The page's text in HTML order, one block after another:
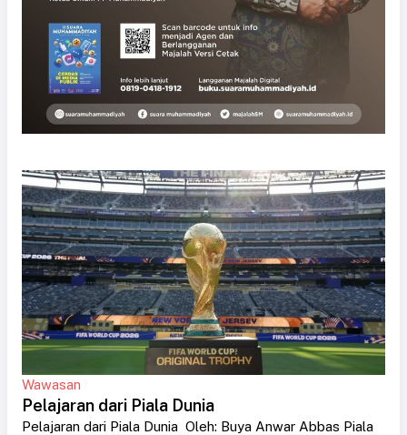
Wawasan
Pelajaran dari Piala Dunia
Pelajaran dari Piala Dunia Oleh: Buya Anwar Abbas Piala